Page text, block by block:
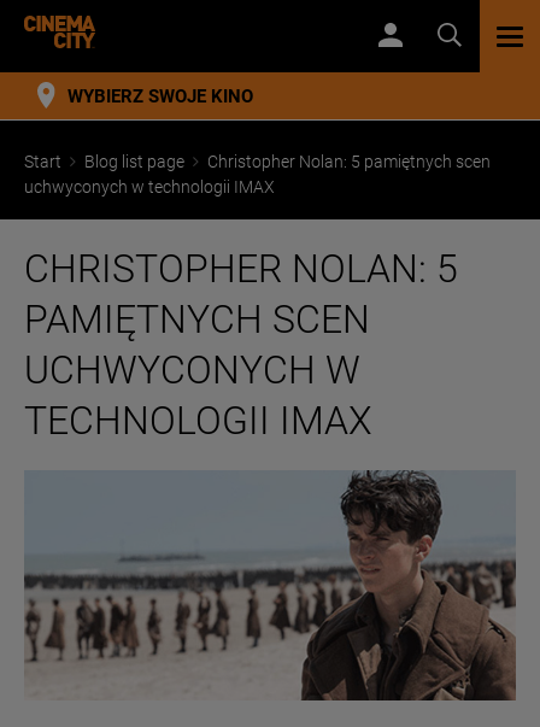
WYBIERZ SWOJE KINO
Start Blog list page
Christopher Nolan: 5 pamiętnych scen
uchwyconych w technologii IMAX
CHRISTOPHER NOLAN: 5
PAMIĘTNYCH SCEN
UCHWYCONYCH W
TECHNOLOGII IMAX